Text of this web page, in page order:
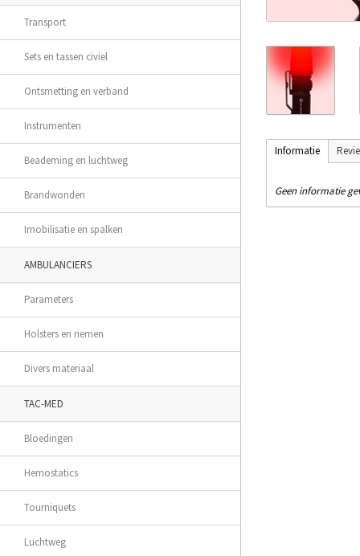
Transport
Sets en tassen civiel
Ontsmetting en verband
Instrumenten
Beademing en luchtweg
Brandwonden
Imobilisatie en spalken
AMBULANCIERS
Parameters
Holsters en riemen
Divers materiaal
TAC-MED
Bloedingen
Hemostatics
Tourniquets
Luchtweg
Informatie
Geen informatie